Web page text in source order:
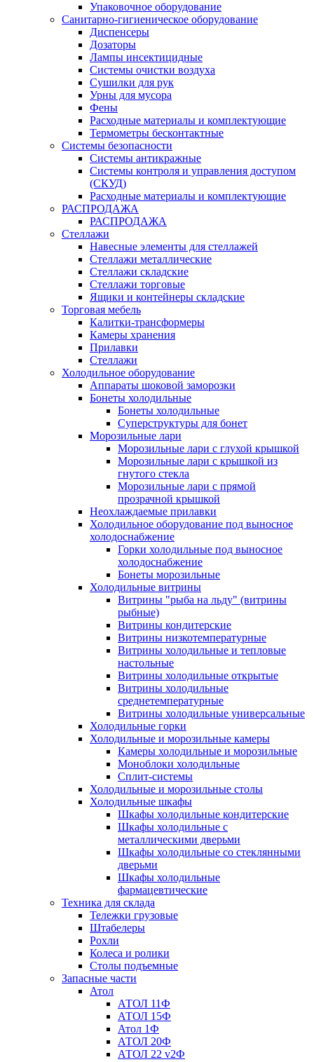
Упаковочное оборудование
Санитарно-гигиеническое оборудование
Диспенсеры
Дозаторы
Лампы инсектицидные
Системы очистки воздуха
Сушилки для рук
Урны для мусора
Фены
Расходные материалы и комплектующие
Термометры бесконтактные
Системы безопасности
Системы антикражные
Системы контроля и управления доступом
(СКУД)
Расходные материалы и комплектующие
РАСПРОДАЖА
РАСПРОДАЖА
Стеллажи
Навесные элементы для стеллажей
Стеллажи металлические
Стеллажи складские
Стеллажи торговые
Ящики и контейнеры складские
Торговая мебель
Калитки-трансформеры
Камеры хранения
Прилавки
Стеллажи
Холодильное оборудование
Аппараты шоковой заморозки
Бонеты холодильные
Бонеты холодильные
Суперструктуры для бонет
Морозильные лари
Морозильные лари с глухой крышкой
Морозильные лари с крышкой из
гнутого стекла
Морозильные лари с прямой
прозрачной крышкой
Неохлаждаемые прилавки
Холодильное оборудование под выносное
холодоснабжение
Горки холодильные под выносное
холодоснабжение
Бонеты морозильные
Холодильные витрины
Витрины "рыба на льду" (витрины
рыбные)
Витрины кондитерские
Витрины низкотемпературные
Витрины холодильные и тепловые
настольные
Витрины холодильные открытые
Витрины холодильные
среднетемпературные
Витрины холодильные универсальные
Холодильные горки
Холодильные и морозильные камеры
Камеры холодильные и морозильные
Моноблоки холодильные
Сплит-системы
Холодильные и морозильные столы
Холодильные шкафы
Шкафы холодильные кондитерские
Шкафы холодильные с
металлическими дверьми
Шкафы холодильные со стеклянными
дверьми
Шкафы холодильные
фармацевтические
Техника для склада
Тележки грузовые
Штабелеры
Рохли
Колеса и ролики
Столы подъемные
Запасные части
Атол
АТОЛ 11Ф
АТОЛ 15Ф
Атол 1Ф
АТОЛ 20Ф
АТОЛ 22 v2Ф